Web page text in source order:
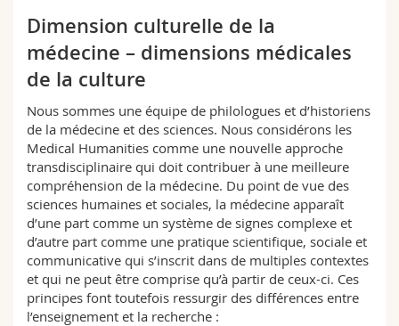
Recherche
Université
Formation continue
Droit
Sciences économiques et sociales et management
Lettres et sciences humaines
Sciences de l'éducation et de la formation
Sciences et médecine
Interfacultaire
Futurs étudiants
Etudiants
Médias
Chercheurs
Collaborateurs
Doctorants
Ressources
Annuaire du personnel
Plan d'accès
Bibliothèques
Webmail
Programme des cours
Dimension culturelle de la
médecine – dimensions médicales
de la culture
Nous sommes une équipe de philologues et d’historiens
de la médecine et des sciences. Nous considérons les
Medical Humanities comme une nouvelle approche
transdisciplinaire qui doit contribuer à une meilleure
compréhension de la médecine. Du point de vue des
sciences humaines et sociales, la médecine apparaît
d’une part comme un système de signes complexe et
d’autre part comme une pratique scientifique, sociale et
communicative qui s’inscrit dans de multiples contextes
et qui ne peut être comprise qu’à partir de ceux-ci. Ces
principes font toutefois ressurgir des différences entre
l’enseignement et la recherche :